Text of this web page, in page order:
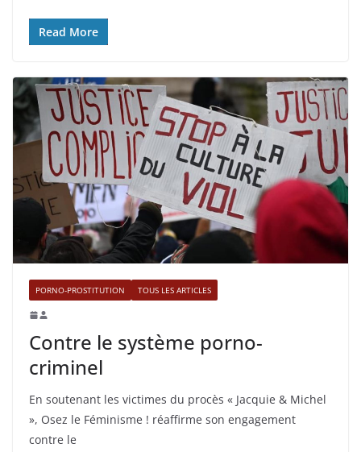
Read More
PORNO-PROSTITUTION TOUS LES ARTICLES
Contre le système porno-
criminel
En soutenant les victimes du procès « Jacquie & Michel
», Osez le Féminisme ! réaffirme son engagement
contre le